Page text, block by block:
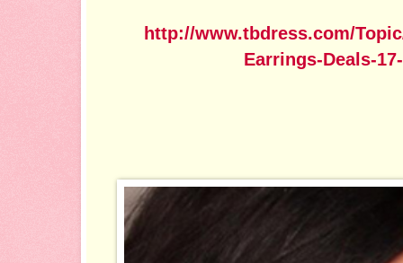
http://www.tbdress.com/
Earrings-Deals-